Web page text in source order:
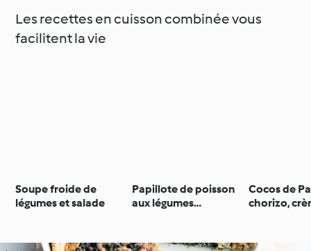
Les recettes en cuisson combinée vous
facilitent la vie
Soupe froide de
légumes et salade
Papillote de poisson
aux légumes
vert
Cocos de
chorizo,